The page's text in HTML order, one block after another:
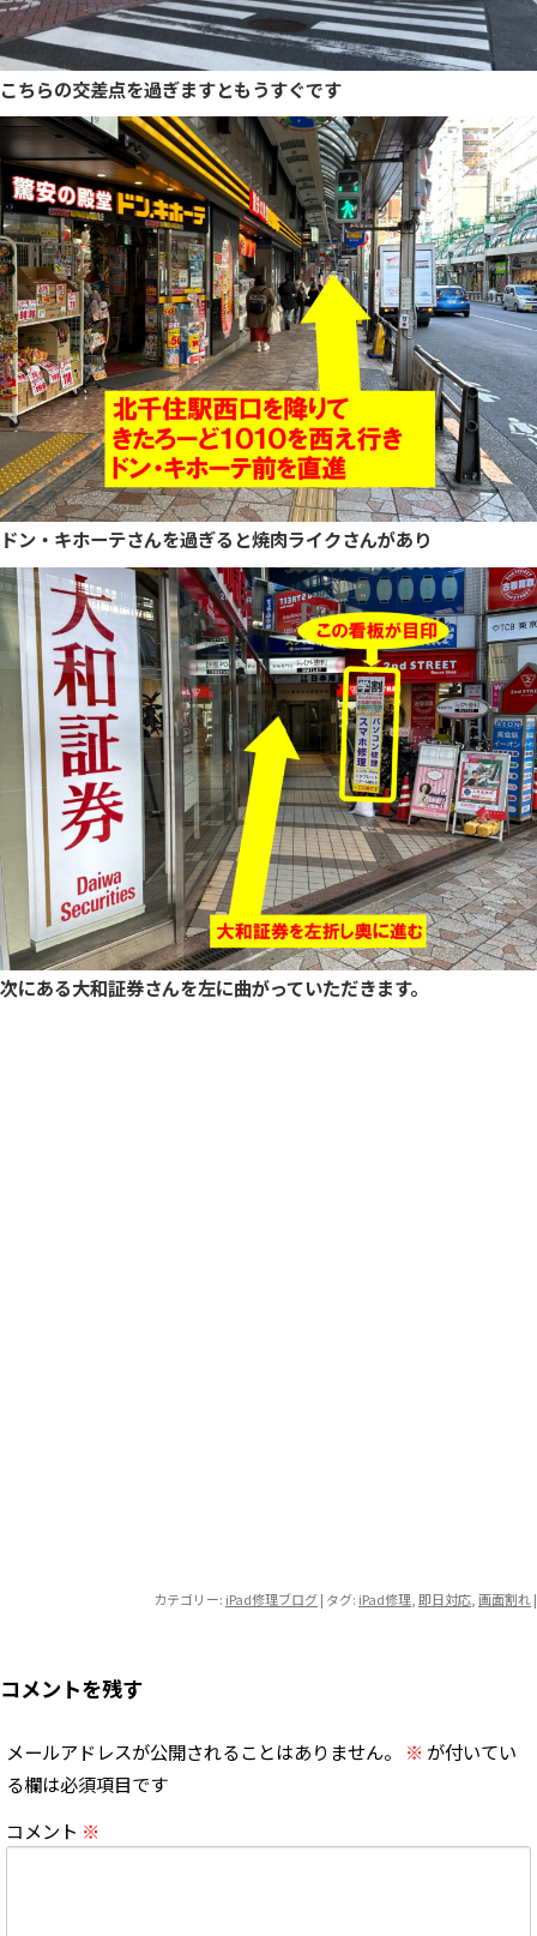
こちらの交差点を過ぎますともうすぐです
ドン・キホーテさんを過ぎると焼肉ライクさんがあり
次にある大和証券さんを左に曲がっていただきます。
カテゴリー: iPad修理ブログ| タグ: iPad修理 即日対応 画面割れ|
コメントを残す
メールアドレスが公開されることはありません。 ※ が付いてい
る欄は必須項目です
コメント ※